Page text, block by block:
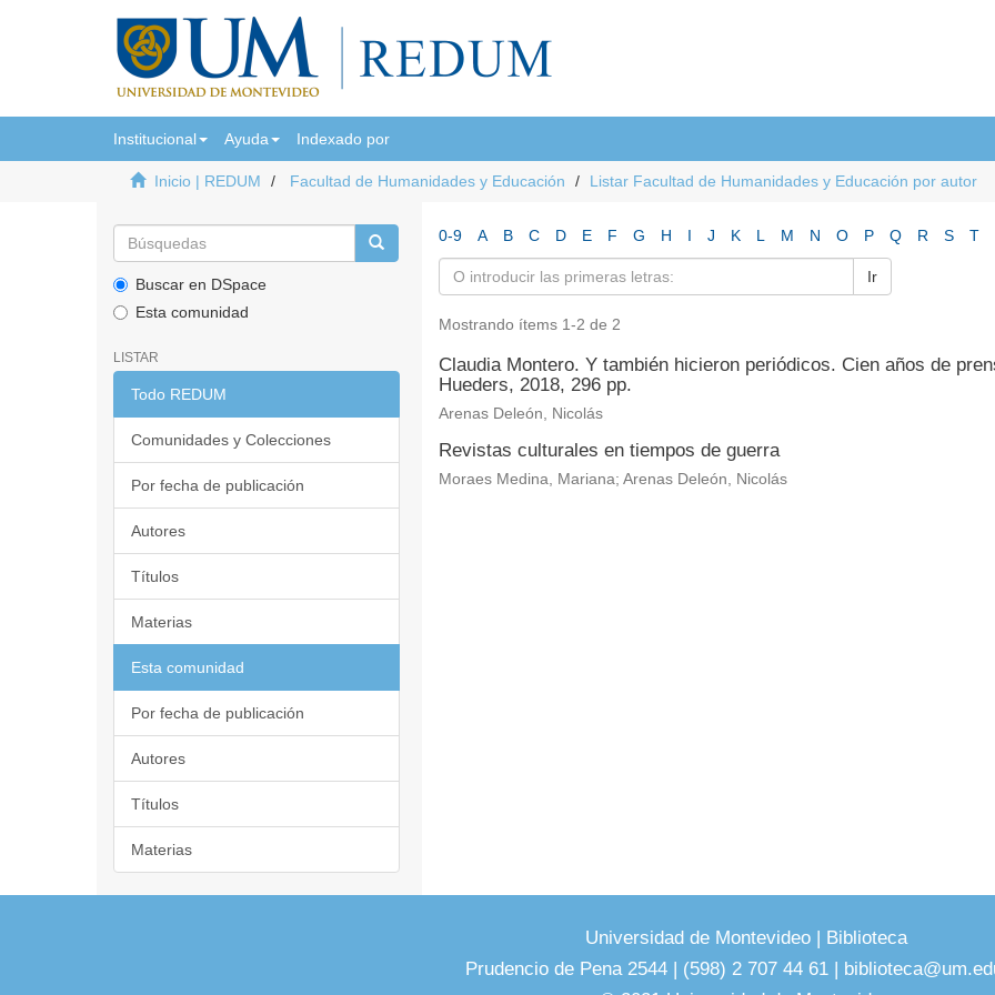
Institucional Ayuda Indexado por
Inicio | REDUM Facultad de Humanidades y Educación Listar Facultad de Humanidades y Educación por autor
Buscar en DSpace
Esta comunidad
LISTAR
Todo REDUM
Comunidades y Colecciones
Por fecha de publicación
Autores
Títulos
Materias
Esta comunidad
Por fecha de publicación
Autores
Títulos
Materias
0-9 A B C D E F G H I J K L M N O P Q R S T
Ir
Mostrando ítems 1-2 de 2
Claudia Montero. Y también hicieron periódicos. Cien años de
Hueders, 2018, 296 pp.
Arenas Deleón, Nicolás
Revistas culturales en tiempos de guerra
Moraes Medina, Mariana; Arenas Deleón, Nicolás
Universidad de Montevideo | Biblioteca
Prudencio de Pena 2544 | (598) 2 707 44 61 |